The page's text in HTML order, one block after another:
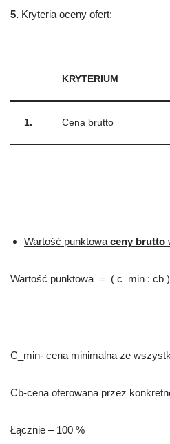
5. Kryteria oceny ofert:
KRYTERIUM
1. Cena brutto
Wartość punktowa ceny brutto
Wartość punktowa = ( c_min : cb
C_min- cena minimalna ze
Cb-cena oferowana przez
Łącznie – 100 %